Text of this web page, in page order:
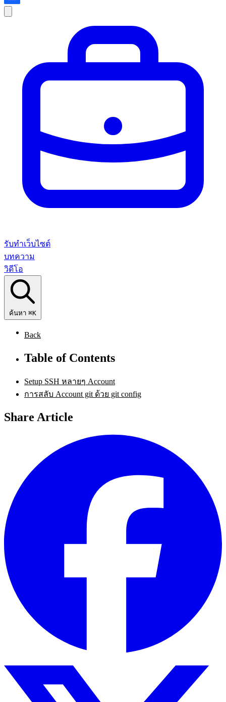
รับทำเว็บไซต์
บทความ
วิดีโอ
ค้นหา ⌘K
Back
Table of Contents
Setup SSH หลายๆ Account
การสลับ Account git ด้วย git config
Share Article